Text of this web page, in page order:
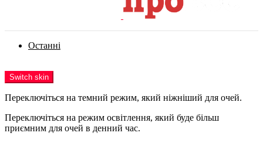
Останні
Switch skin
Переключіться на темний режим, який ніжніший для очей.
Переключіться на режим освітлення, який буде більш
приємним для очей в денний час.